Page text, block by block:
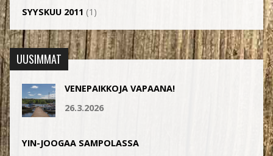
SYYSKUU 2011 (1)
UUSIMMAT
VENEPAIKKOJA VAPAANA!
26.3.2026
YIN-JOOGAA SAMPOLASSA